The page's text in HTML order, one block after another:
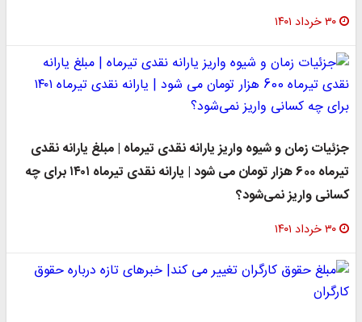
۳۰ خرداد ۱۴۰۱
جزئیات زمان و شیوه واریز یارانه نقدی تیرماه | مبلغ یارانه نقدی
تیرماه 600 هزار تومان می شود | یارانه نقدی تیرماه ۱۴۰۱ برای چه
کسانی واریز نمی‌شود؟
۳۰ خرداد ۱۴۰۱